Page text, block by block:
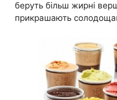
беруть більш жирні
прикрашають